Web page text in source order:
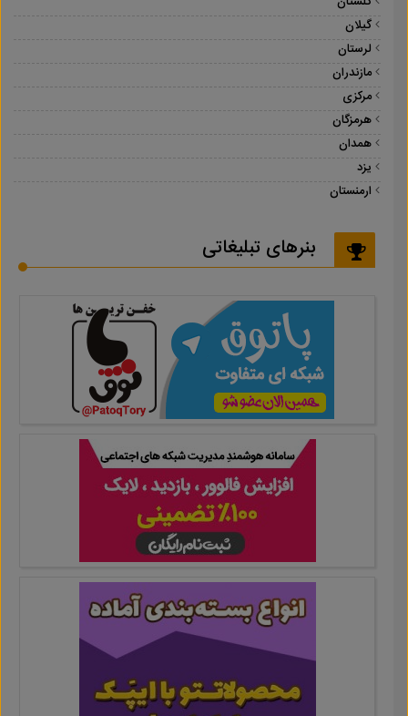
گیلان
لرستان
مازندران
مرکزی
هرمزگان
همدان
یزد
ارمنستان
بنرهای تبلیغاتی